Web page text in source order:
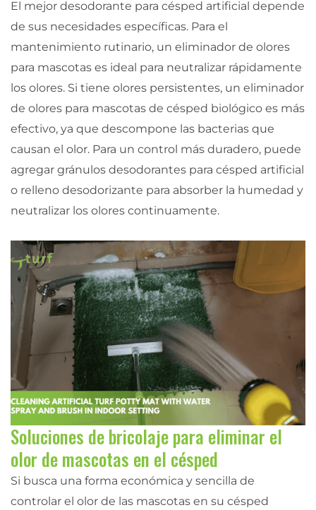
El mejor desodorante para césped artificial depende
de sus necesidades específicas. Para el
mantenimiento rutinario, un eliminador de olores
para mascotas es ideal para neutralizar rápidamente
los olores. Si tiene olores persistentes, un eliminador
de olores para mascotas de césped biológico es más
efectivo, ya que descompone las bacterias que
causan el olor. Para un control más duradero, puede
agregar gránulos desodorantes para césped artificial
o relleno desodorizante para absorber la humedad y
neutralizar los olores continuamente.
Soluciones de bricolaje para eliminar el
olor de mascotas en el césped
Si busca una forma económica y sencilla de
controlar el olor de las mascotas en su césped